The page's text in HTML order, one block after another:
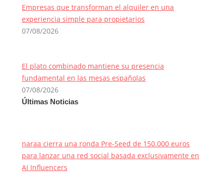
Empresas que transforman el alquiler en una
experiencia simple para propietarios
07/08/2026
El plato combinado mantiene su presencia
fundamental en las mesas españolas
07/08/2026
Últimas Noticias
naraa cierra una ronda Pre-Seed de 150.000 euros
para lanzar una red social basada exclusivamente en
AI Influencers